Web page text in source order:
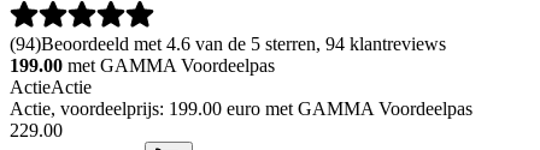
(94)Beoordeeld met 4.6 van de 5 sterren, 94 klantreviews
199.00 met GAMMA Voordeelpas
ActieActie
Actie, voordeelprijs: 199.00 euro met GAMMA Voordeelpas
229.00